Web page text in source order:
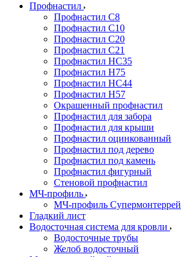
Профнастил
Профнастил С8
Профнастил С10
Профнастил С20
Профнастил С21
Профнастил НС35
Профнастил Н75
Профнастил HC44
Профнастил Н57
Окрашенный профнастил
Профнастил для забора
Профнастил для крыши
Профнастил оцинкованный
Профнастил под дерево
Профнастил под камень
Профнастил фигурный
Стеновой профнастил
МЧ-профиль
МЧ-профиль Супермонтеррей
Гладкий лист
Водосточная система для кровли
Водосточные трубы
Желоб водосточный